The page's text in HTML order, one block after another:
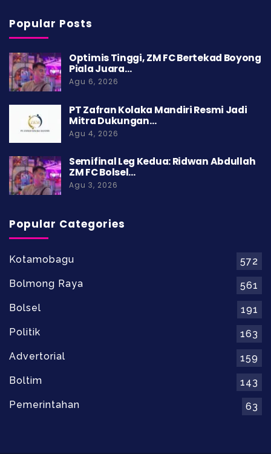
Popular Posts
Optimis Tinggi, ZM FC Bertekad Boyong
Piala Juara…
Agu 6, 2026
PT Zafran Kolaka Mandiri Resmi Jadi
Mitra Dukungan…
Agu 4, 2026
Semifinal Leg Kedua: Ridwan Abdullah
ZM FC Bolsel…
Agu 3, 2026
Popular Categories
Kotamobagu
572
Bolmong Raya
561
Bolsel
191
Politik
163
Advertorial
159
Boltim
143
Pemerintahan
63